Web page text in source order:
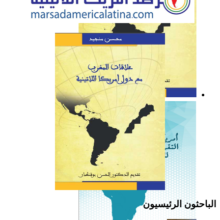
كتاب: علاقات المغرب مع
دول أمريكا اللاتينية
الباحثون الرئيسيون